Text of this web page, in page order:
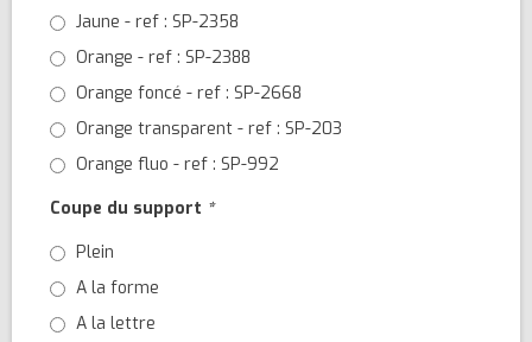
Jaune - ref : SP-2358
Orange - ref : SP-2388
Orange foncé - ref : SP-2668
Orange transparent - ref : SP-203
Orange fluo - ref : SP-992
Coupe du support *
Plein
A la forme
A la lettre